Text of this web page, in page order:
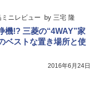
ニレビュー by 三宅 隆
機!? 三菱の“4WAY”家
ベストな置き場所と使
2016年6月24日